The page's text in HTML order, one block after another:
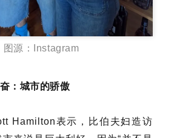
图源：Instagram
：城市的骄傲
Hamilton表示，比伯夫妇造访